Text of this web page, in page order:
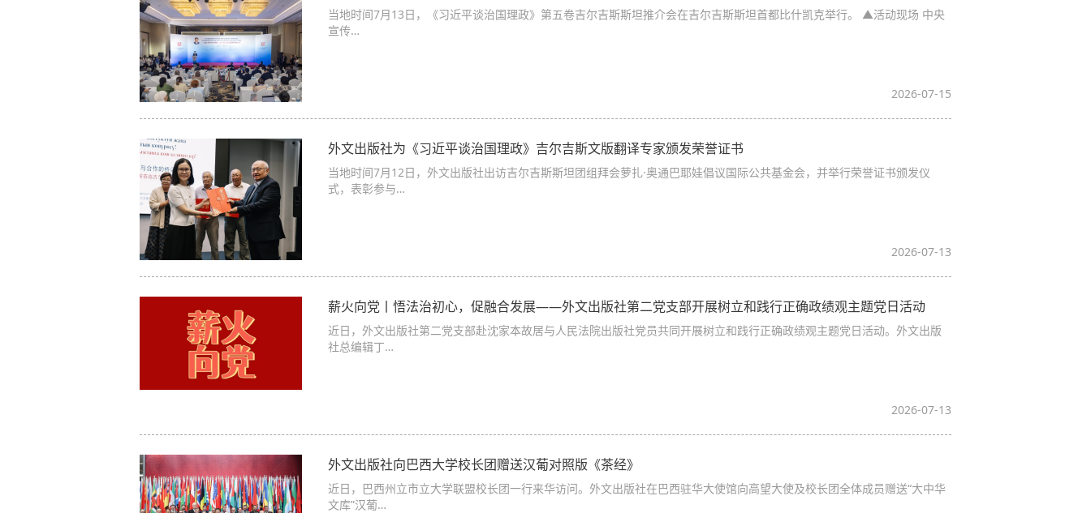
当地时间7月13日，《习近平谈治国理政》第五卷吉尔吉斯斯坦推介会在吉尔吉斯斯坦首都比什凯克举行。 ▲活动现场 中央
宣传…
2026-07-15
外文出版社为《习近平谈治国理政》吉尔吉斯文版翻译专家颁发荣誉证书
当地时间7月12日，外文出版社出访吉尔吉斯斯坦团组拜会萝扎·奥通巴耶娃倡议国际公共基金会，并举行荣誉证书颁发仪
式，表彰参与…
2026-07-13
薪火向党丨悟法治初心，促融合发展——外文出版社第二党支部开展树立和践行正确政绩观主题党日活动
近日，外文出版社第二党支部赴沈家本故居与人民法院出版社党员共同开展树立和践行正确政绩观主题党日活动。外文出版
社总编辑丁…
2026-07-13
外文出版社向巴西大学校长团赠送汉葡对照版《茶经》
近日，巴西州立市立大学联盟校长团一行来华访问。外文出版社在巴西驻华大使馆向高望大使及校长团全体成员赠送“大中华
文库”汉葡…